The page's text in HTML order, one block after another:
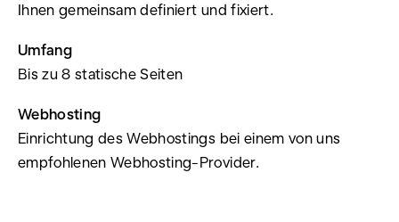
Ihnen gemeinsam definiert und fixiert.
Umfang
Bis zu 8 statische Seiten
Webhosting
Einrichtung des Webhostings bei einem von uns
empfohlenen Webhosting-Provider.